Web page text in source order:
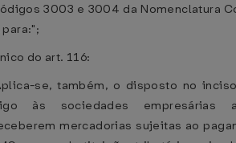
3003 e 3004 da Nomenclatura
do art. 116:
se, também, o disposto no
às sociedades empresárias
mercadorias sujeitas ao